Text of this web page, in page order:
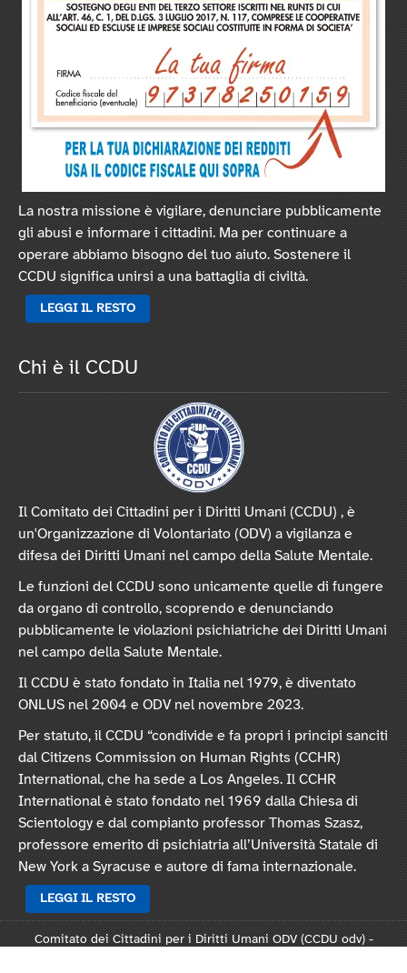
La nostra missione è vigilare, denunciare pubblicamente
gli abusi e informare i cittadini. Ma per continuare a
operare abbiamo bisogno del tuo aiuto. Sostenere il
CCDU significa unirsi a una battaglia di civiltà.
LEGGI IL RESTO
Chi è il CCDU
Il Comitato dei Cittadini per i Diritti Umani (CCDU) , è
un'Organizzazione di Volontariato (ODV) a vigilanza e
difesa dei Diritti Umani nel campo della Salute Mentale.
Le funzioni del CCDU sono unicamente quelle di fungere
da organo di controllo, scoprendo e denunciando
pubblicamente le violazioni psichiatriche dei Diritti Umani
nel campo della Salute Mentale.
Il CCDU è stato fondato in Italia nel 1979, è diventato
ONLUS nel 2004 e ODV nel novembre 2023.
Per statuto, il CCDU “condivide e fa propri i principi sanciti
dal Citizens Commission on Human Rights (CCHR)
International, che ha sede a Los Angeles. Il CCHR
International è stato fondato nel 1969 dalla Chiesa di
Scientology e dal compianto professor Thomas Szasz,
professore emerito di psichiatria all’Università Statale di
New York a Syracuse e autore di fama internazionale.
LEGGI IL RESTO
Comitato dei Cittadini per i Diritti Umani ODV (CCDU odv) -